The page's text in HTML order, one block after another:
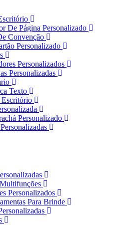
De Página Personalizado
Convenção
Personalizado
Personalizados
Personalizadas
Texto
Personalizado
Personalizados
Para Brinde